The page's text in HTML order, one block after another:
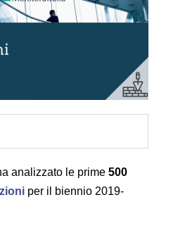
analizzato le prime500
per il biennio 2019-